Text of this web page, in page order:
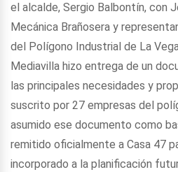
el alcalde, Sergio Balbontín, con
Mecánica Brañosera y
del Polígono Industrial de La
Mediavilla hizo entrega de un
las principales necesidades y
suscrito por 27 empresas del
asumido ese documento como
remitido oficialmente a Casa 47
incorporado a la planificación